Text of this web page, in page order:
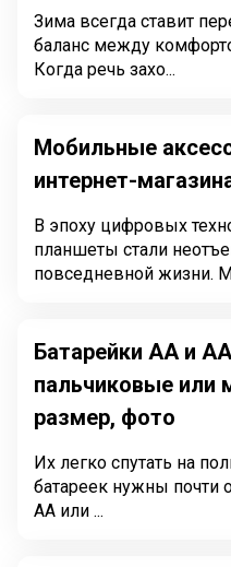
Зима всегда ставит
баланс между
Когда речь захо...
Мобильные
интернет-
В эпоху цифровых
планшеты стали
повседневной жизни.
Батарейки АА и
пальчиковые или
размер, фото
Их легко спутать на
батареек нужны почти
АА или ...